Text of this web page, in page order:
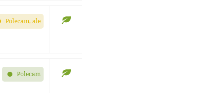
Polecam, ale
Polecam